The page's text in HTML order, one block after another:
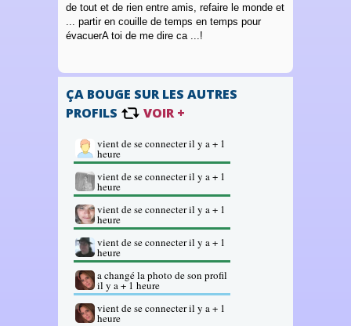
de tout et de rien entre amis, refaire le monde et
... partir en couille de temps en temps pour
évacuerA toi de me dire ca ...!
ÇA BOUGE SUR LES AUTRES
PROFILS
VOIR +
vient de se connecter il y a + 1
heure
vient de se connecter il y a + 1
heure
vient de se connecter il y a + 1
heure
vient de se connecter il y a + 1
heure
a changé la photo de son profil
il y a + 1 heure
vient de se connecter il y a + 1
heure